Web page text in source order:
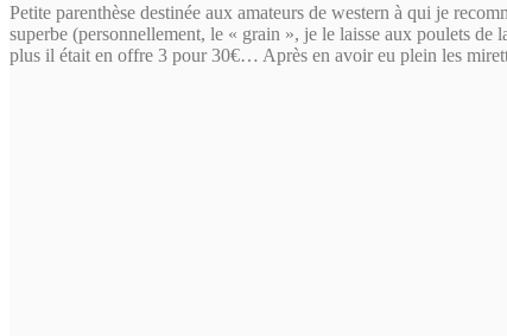
Petite parenthèse destinée aux amateurs de western à qui je
superbe (personnellement, le « grain », je le laisse aux poulets
plus il était en offre 3 pour 30€… Après en avoir eu plein les